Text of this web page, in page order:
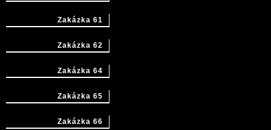
Zakázka 61
Zakázka 62
Zakázka 64
Zakázka 65
Zakázka 66